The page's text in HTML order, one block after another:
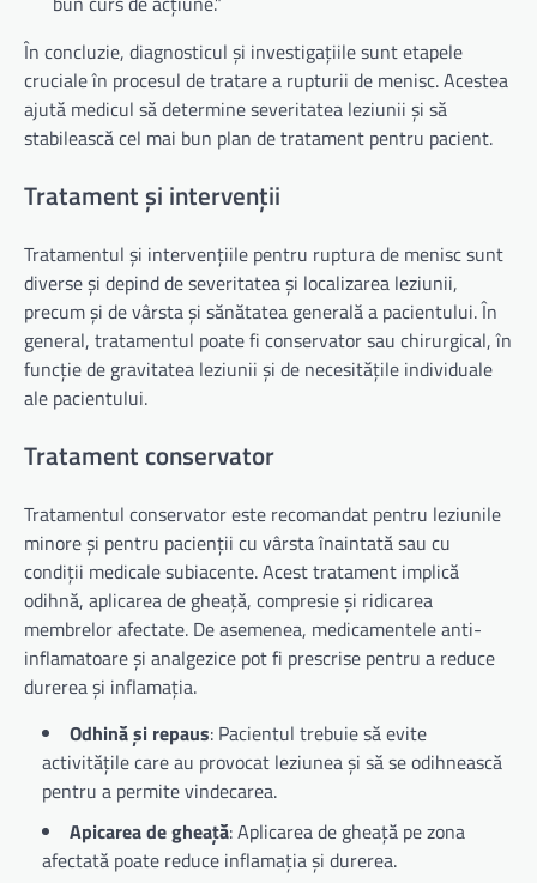
În concluzie, diagnosticul și investigațiile sunt etapele
cruciale în procesul de tratare a rupturii de menisc. Acestea
ajută medicul să determine severitatea leziunii și să
stabilească cel mai bun plan de tratament pentru pacient.
Tratament și intervenții
Tratamentul și intervențiile pentru ruptura de menisc sunt
diverse și depind de severitatea și localizarea leziunii,
precum și de vârsta și sănătatea generală a pacientului. În
general, tratamentul poate fi conservator sau chirurgical, în
funcție de gravitatea leziunii și de necesitățile individuale
ale pacientului.
Tratament conservator
Tratamentul conservator este recomandat pentru leziunile
minore și pentru pacienții cu vârsta înaintată sau cu
condiții medicale subiacente. Acest tratament implică
odihnă, aplicarea de gheață, compresie și ridicarea
membrelor afectate. De asemenea, medicamentele anti-
inflamatoare și analgezice pot fi prescrise pentru a reduce
durerea și inflamația.
Odhină și repaus: Pacientul trebuie să evite
activitățile care au provocat leziunea și să se odihnească
pentru a permite vindecarea.
Apicarea de gheață: Aplicarea de gheață pe zona
afectată poate reduce inflamația și durerea.